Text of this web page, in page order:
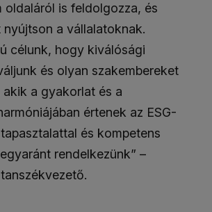
oldaláról is feldolgozza, és
a vállalatoknak.
célunk, hogy kiválósági
és olyan szakembereket
akik a gyakorlat és a
értenek az ESG-
és kompetens
rendelkezünk” –